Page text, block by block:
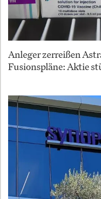
Anleger zerreißen
Fusionspläne: Aktie